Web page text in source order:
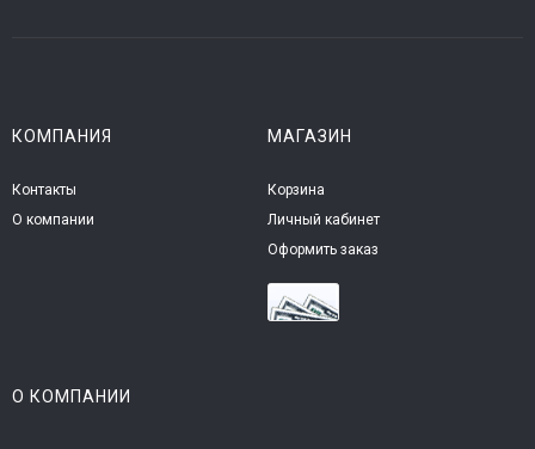
КОМПАНИЯ
Контакты
О компании
МАГАЗИН
Корзина
Личный кабинет
Оформить заказ
О КОМПАНИИ